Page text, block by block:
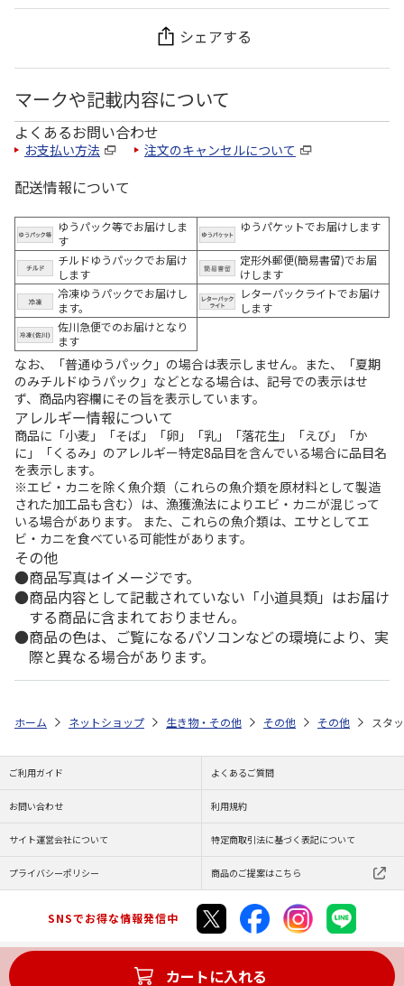
シェアする
マークや記載内容について
よくあるお問い合わせ
お支払い方法 注文のキャンセルについて
配送情報について
ゆうパック等でお届けしま
す
ゆうパケットでお届けします
チルドゆうパックでお届け
します
定形外郵便(簡易書留)でお届
けします
冷凍ゆうパックでお届けし
ます。
レターパックライトでお届け
します
佐川急便でのお届けとなり
ます
なお、「普通ゆうパック」の場合は表示しません。また、「夏期
のみチルドゆうパック」などとなる場合は、記号での表示はせ
ず、商品内容欄にその旨を表示しています。
アレルギー情報について
商品に「小麦」「そば」「卵」「乳」「落花生」「えび」「か
に」「くるみ」のアレルギー特定8品目を含んでいる場合に品目名
を表示します。
※エビ・カニを除く魚介類（これらの魚介類を原材料として製造
された加工品も含む）は、漁獲漁法によりエビ・カニが混じって
いる場合があります。 また、これらの魚介類は、エサとしてエ
ビ・カニを食べている可能性があります。
その他
商品写真はイメージです。
商品内容として記載されていない「小道具類」はお届け
する商品に含まれておりません。
商品の色は、ご覧になるパソコンなどの環境により、実
際と異なる場合があります。
カートに入れる
ホーム ネットショップ 生き物・その他 その他 その他 スタ
ご利用ガイド よくあるご質問
お問い合わせ 利用規約
サイト運営会社について 特定商取引法に基づく表記について
プライバシーポリシー 商品のご提案はこちら
SNSでお得な情報発信中